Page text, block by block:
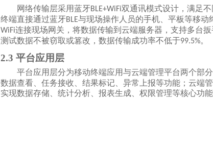
网络传输层采用蓝牙BLE+WiFi双通讯模式设计，满足
终端直接通过蓝牙BLE与现场操作人员的手机、平板等移
WiFi连接现场网关，将数据传输到云端服务器，支持多台
测试数据不被窃取或篡改，数据传输成功率不低于99.5%。
2.3 平台应用层
平台应用层分为移动终端应用与云端管理平台两个部
数据查看、任务接收、结果标记、异常上报等功能；云端
实现数据存储、统计分析、报表生成、权限管理等核心功能